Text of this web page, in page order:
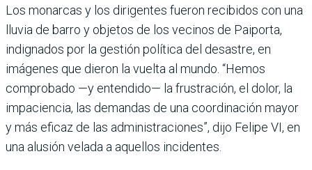
Los monarcas y los dirigentes fueron recibidos con una
lluvia de barro y objetos de los vecinos de Paiporta,
indignados por la gestión política del desastre, en
imágenes que dieron la vuelta al mundo. “Hemos
comprobado —y entendido— la frustración, el dolor, la
impaciencia, las demandas de una coordinación mayor
y más eficaz de las administraciones”, dijo Felipe VI, en
una alusión velada a aquellos incidentes.